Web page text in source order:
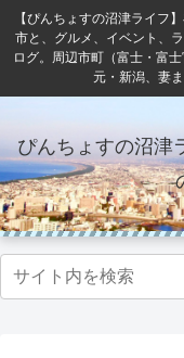
【ぴんちょすの沼津ライフ
市と、グルメ、イベント、
ログ。周辺市町（富士・富
元・新潟、妻
ぴんちょすの沼津